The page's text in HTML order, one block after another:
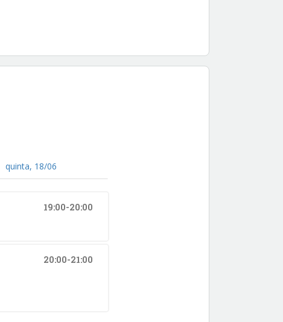
quinta, 18/06
19:00-20:00
20:00-21:00